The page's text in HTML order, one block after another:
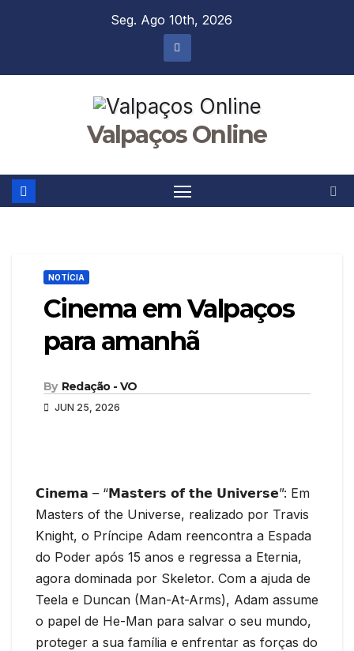
Seg. Ago 10th, 2026
Valpaços Online
NOTÍCIA
Cinema em Valpaços
para amanhã
By Redação - VO
JUN 25, 2026
𝗖𝗶𝗻𝗲𝗺𝗮 – “𝗠𝗮𝘀𝘁𝗲𝗿𝘀 𝗼𝗳 𝘁𝗵𝗲 𝗨𝗻𝗶𝘃𝗲𝗿𝘀𝗲”: Em
Masters of the Universe, realizado por Travis
Knight, o Príncipe Adam reencontra a Espada
do Poder após 15 anos e regressa a Eternia,
agora dominada por Skeletor. Com a ajuda de
Teela e Duncan (Man-At-Arms), Adam assume
o papel de He-Man para salvar o seu mundo,
proteger a sua família e enfrentar as forças do